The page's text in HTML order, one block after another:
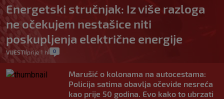
Energetski stručnjak: Iz više razloga
ne očekujem nestašice niti
poskupljenja električne energije
VIJESTI| prije 1 h 0
Marušić o kolonama na autocestama:
Policija satima obavlja očevide nesreća
kao prije 50 godina. Evo kako to ubrzati